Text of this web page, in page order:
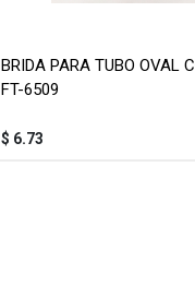
BRIDA PARA TUBO OVAL
FT-6509
$ 6.73